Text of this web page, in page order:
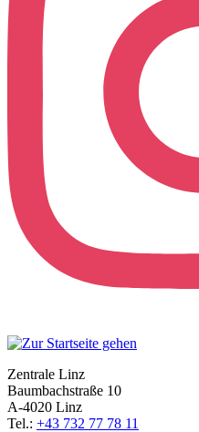
Zentrale Linz
Baumbachstraße 10
A-4020 Linz
Tel.: +43 732 77 78 11